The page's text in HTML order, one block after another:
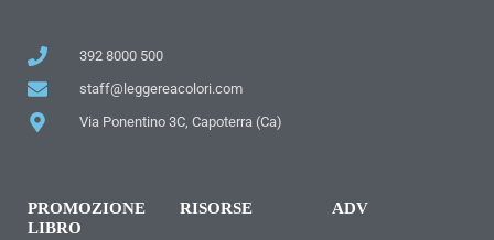
392 8000 500
staff@leggereacolori.com
Via Ponentino 3C, Capoterra (Ca)
PROMOZIONE
LIBRO
RISORSE ADV